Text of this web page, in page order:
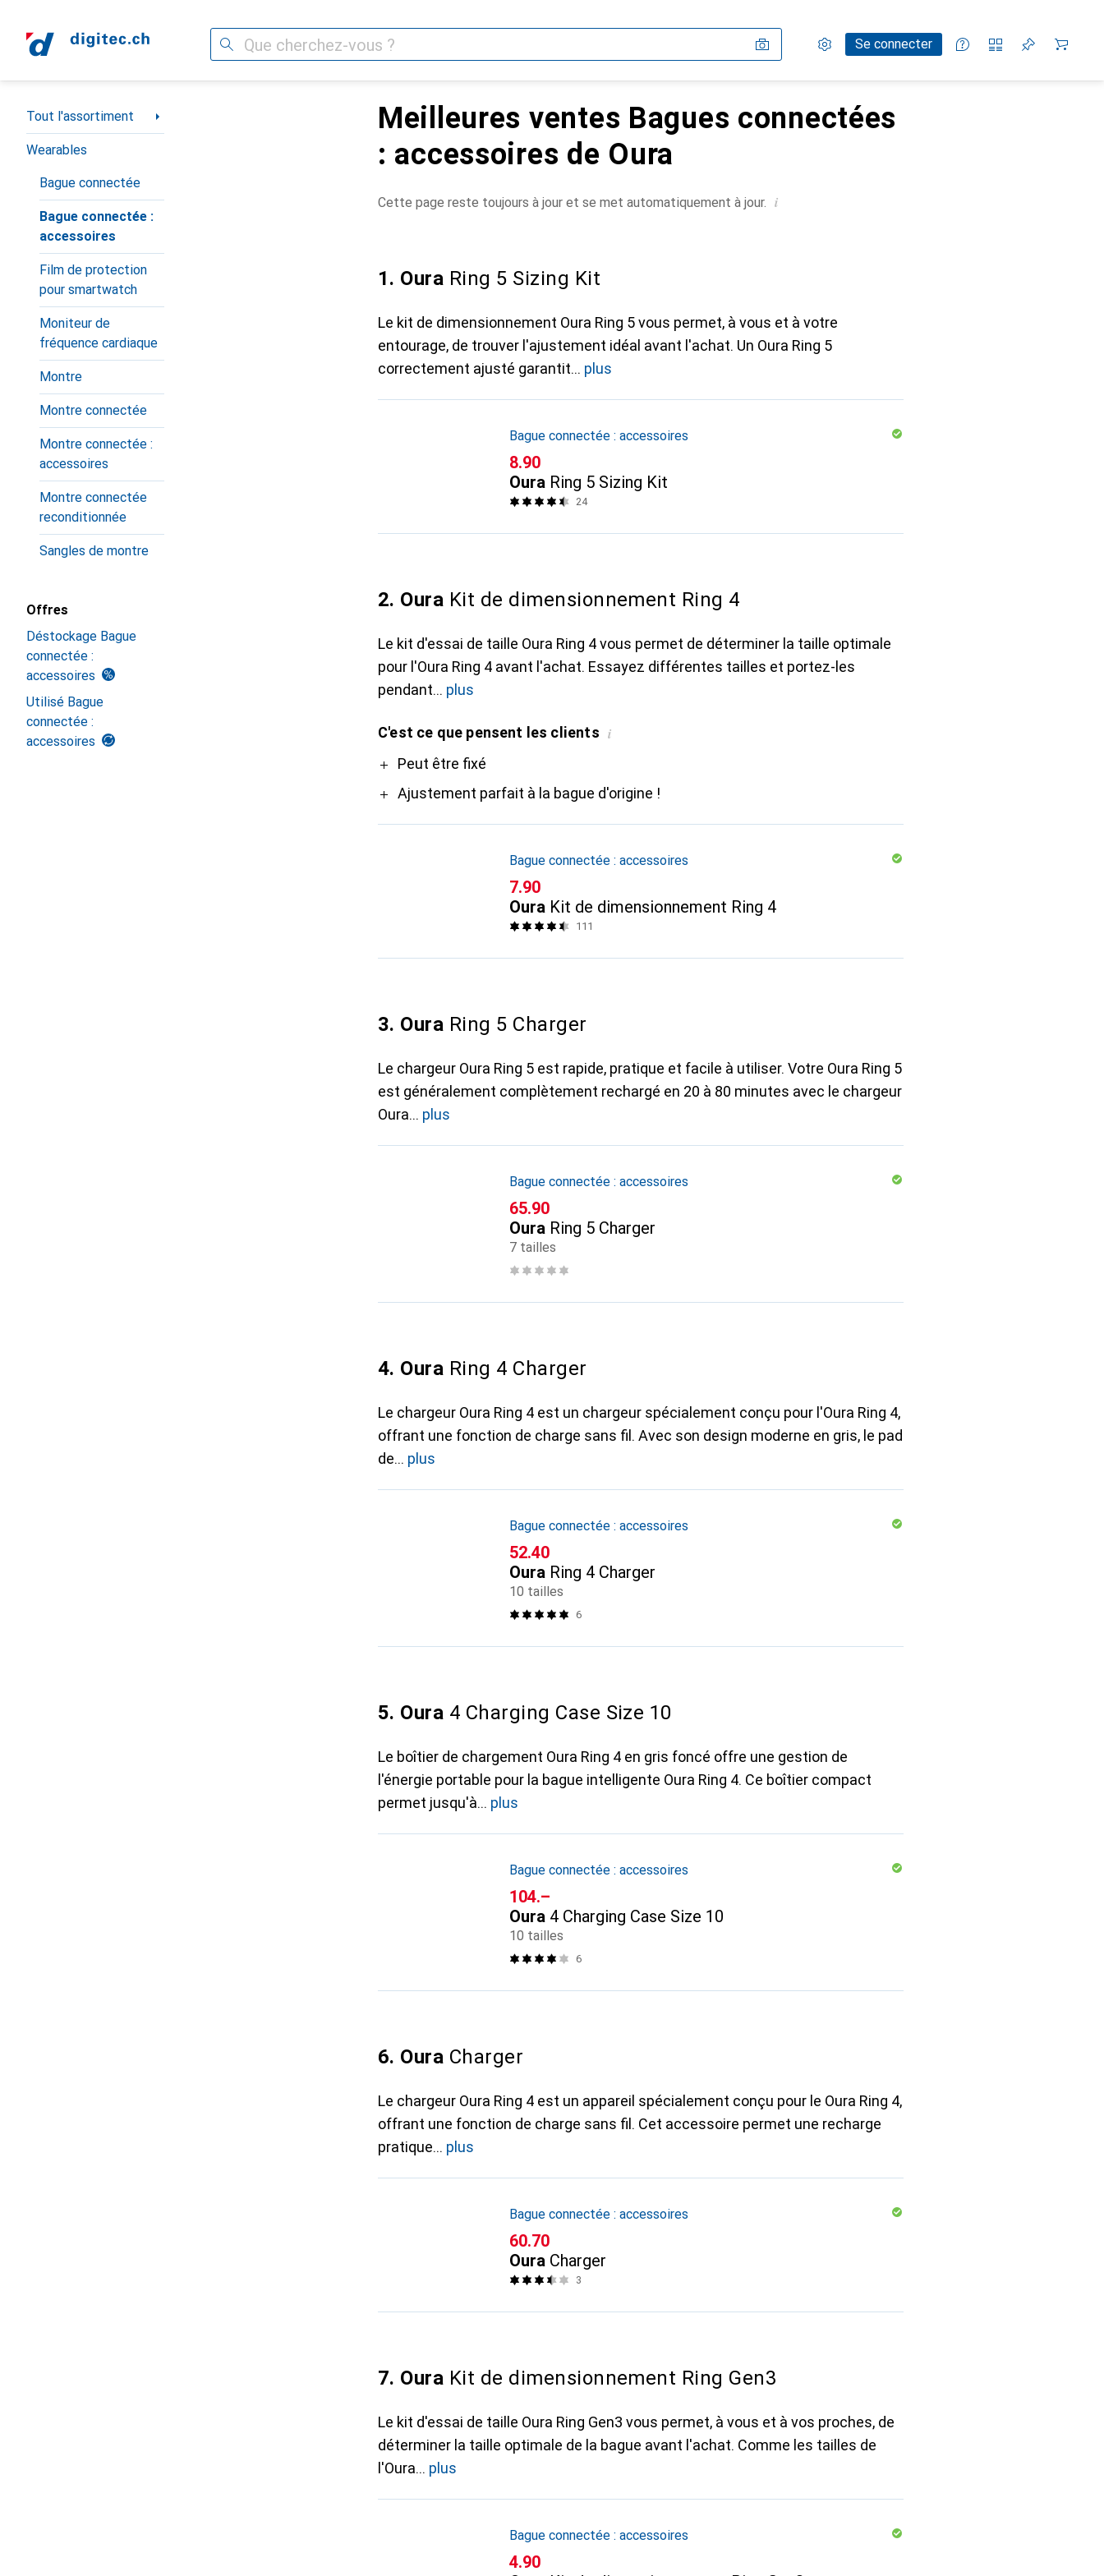
Recherche Paramètres
Compte clientSe connecter
Listes de comparaison
Listes d'envies
Panier
Navigation par catégorie
Tout l'assortiment
Wearables
Bague connectée
Bague connectée :
accessoires
Film de protection
pour smartwatch
Moniteur de
fréquence cardiaque
Montre
Montre connectée
Montre connectée :
accessoires
Montre connectée
reconditionnée
Sangles de montre
Offres
Déstockage Bague
connectée :
accessoires
Utilisé Bague
connectée :
accessoires
Meilleures ventes Bagues connectées
: accessoires de Oura
Cette page reste toujours à jour et se met automatiquement à jour. i
1. Oura Ring 5 Sizing Kit
Le kit de dimensionnement Oura Ring 5 vous permet, à vous et à votre
entourage, de trouver l'ajustement idéal avant l'achat. Un Oura Ring 5
correctement ajusté garantit
plus
Bague connectée : accessoires
CHF
8.90
Oura Ring 5 Sizing Kit
24
2. Oura Kit de dimensionnement Ring 4
Le kit d'essai de taille Oura Ring 4 vous permet de déterminer la taille optimale
pour l'Oura Ring 4 avant l'achat. Essayez différentes tailles et portez-les
pendant
plus
C'est ce que pensent les clients i
ProPeut être fixé
Ajustement parfait à la bague d'origine !
Bague connectée : accessoires
CHF
7.90
Oura Kit de dimensionnement Ring 4
111
3. Oura Ring 5 Charger
Le chargeur Oura Ring 5 est rapide, pratique et facile à utiliser. Votre Oura Ring 5
est généralement complètement rechargé en 20 à 80 minutes avec le chargeur
Oura
plus
Bague connectée : accessoires
CHF
65.90
Oura Ring 5 Charger
7 tailles
4. Oura Ring 4 Charger
Le chargeur Oura Ring 4 est un chargeur spécialement conçu pour l'Oura Ring 4,
offrant une fonction de charge sans fil. Avec son design moderne en gris, le pad
de
plus
Bague connectée : accessoires
CHF
52.40
Oura Ring 4 Charger
10 tailles
6
5. Oura 4 Charging Case Size 10
Le boîtier de chargement Oura Ring 4 en gris foncé offre une gestion de
l'énergie portable pour la bague intelligente Oura Ring 4. Ce boîtier compact
permet jusqu'à
plus
Bague connectée : accessoires
CHF
104.–
Oura 4 Charging Case Size 10
10 tailles
6
6. Oura Charger
Le chargeur Oura Ring 4 est un appareil spécialement conçu pour le Oura Ring 4,
offrant une fonction de charge sans fil. Cet accessoire permet une recharge
pratique
plus
Bague connectée : accessoires
CHF
60.70
Oura Charger
3
7. Oura Kit de dimensionnement Ring Gen3
Le kit d'essai de taille Oura Ring Gen3 vous permet, à vous et à vos proches, de
déterminer la taille optimale de la bague avant l'achat. Comme les tailles de
l'Oura
plus
Bague connectée : accessoires
CHF
4.90